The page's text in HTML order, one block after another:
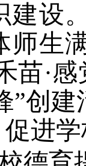
建设
师生
苗·感
”创建
进